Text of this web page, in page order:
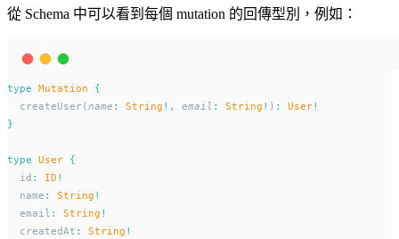
從 Schema 中可以看到每個 mutation 的回傳型別，例如：
type Mutation
{
  createUser(
name : String !, email : String ! ) : User!
}
type User {
  id
: ID !
  name
: String !
  email
: String !
  createdAt
: String !